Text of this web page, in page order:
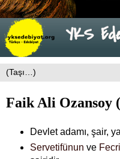
Faik Ali Ozansoy
Devlet adamı, şair,
Servetifünun ve